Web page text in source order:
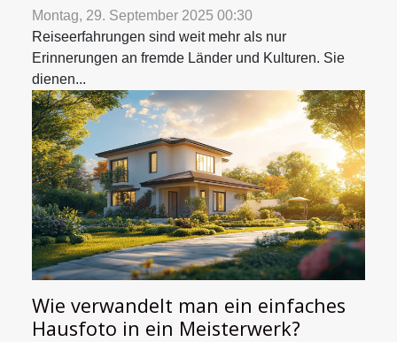
Montag, 29. September 2025 00:30
Reiseerfahrungen sind weit mehr als nur
Erinnerungen an fremde Länder und Kulturen. Sie
dienen...
Wie verwandelt man ein einfaches
Hausfoto in ein Meisterwerk?